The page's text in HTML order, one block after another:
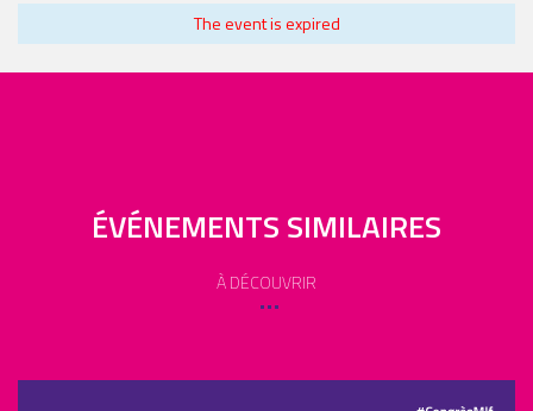
The event is expired
ÉVÉNEMENTS SIMILAIRES
À DÉCOUVRIR